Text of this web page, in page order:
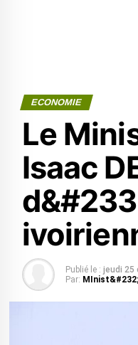
ECONOMIE
Le
Isaac
Publié le : jeudi 25
Par: